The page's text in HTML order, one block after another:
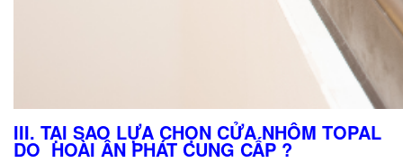
III. TẠI SAO LỰA CHỌN CỬA NHÔM TOPAL
DO HOÀI ÂN PHÁT CUNG CẤP ?